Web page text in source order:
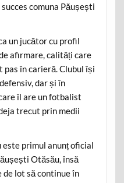
comuna Păușești
un jucător cu profil
afirmare, calități care
pas în carieră. Clubul își
dar și în
îl are un fotbalist
trecut prin medii
primul anunț oficial
Otăsău, însă
lot să continue în